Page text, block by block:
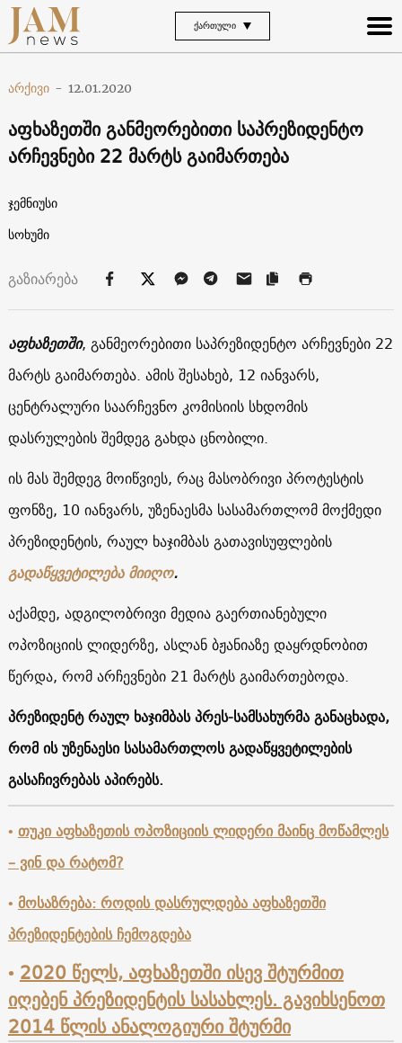
ᲥᲐᲠᲗᲣᲚᲘ
არქივი - 12.01.2020
აფხაზეთში განმეორებითი საპრეზიდენტო
არჩევნები 22 მარტს გაიმართება
ჯემნიუსი
სოხუმი
გაზიარება
აფხაზეთში, განმეორებითი საპრეზიდენტო არჩევნები 22
მარტს გაიმართება. ამის შესახებ, 12 იანვარს,
ცენტრალური საარჩევნო კომისიის სხდომის
დასრულების შემდეგ გახდა ცნობილი.
ის მას შემდეგ მოიწვიეს, რაც მასობრივი პროტესტის
ფონზე, 10 იანვარს, უზენაესმა სასამართლომ მოქმედი
პრეზიდენტის, რაულ ხაჯიმბას გათავისუფლების
გადაწყვეტილება მიიღო.
აქამდე, ადგილობრივი მედია გაერთიანებული
ოპოზიციის ლიდერზე, ასლან ბჟანიაზე დაყრდნობით
წერდა, რომ არჩევნები 21 მარტს გაიმართებოდა.
პრეზიდენტ რაულ ხაჯიმბას პრეს-სამსახურმა განაცხადა,
რომ ის უზენაესი სასამართლოს გადაწყვეტილების
გასაჩივრებას აპირებს.
• თუკი აფხაზეთის ოპოზიციის ლიდერი მაინც მოწამლეს
– ვინ და რატომ?
• მოსაზრება: როდის დასრულდება აფხაზეთში
პრეზიდენტების ჩემოგდება
•2020 წელს, აფხაზეთში ისევ შტურმით
იღებენ პრეზიდენტის სასახლეს. გავიხსენოთ
2014 წლის ანალოგიური შტურმი